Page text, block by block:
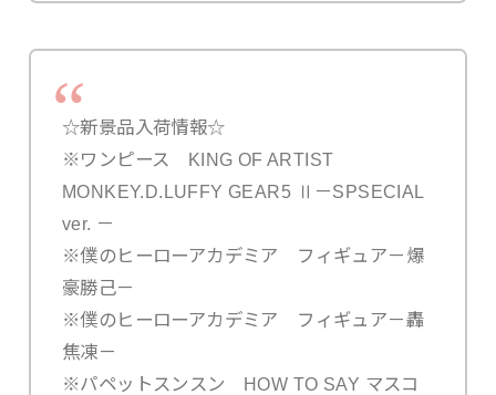
☆新景品入荷情報☆
※ワンピース KING OF ARTIST
MONKEY.D.LUFFY GEAR5 Ⅱ－SPSECIAL
ver. －
※僕のヒーローアカデミア フィギュア－爆
豪勝己－
※僕のヒーローアカデミア フィギュア－轟
焦凍－
※パペットスンスン HOW TO SAY マスコ